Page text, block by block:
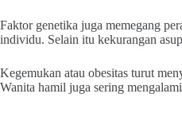
Faktor genetika juga memegang
individu. Selain itu kekurangan
Kegemukan atau obesitas turut
Wanita hamil juga sering